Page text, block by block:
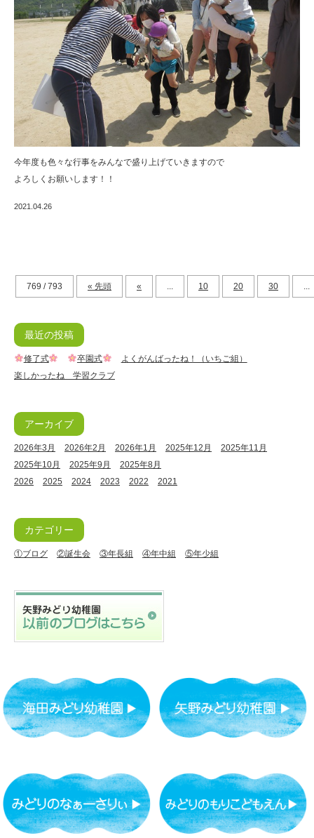
今年度も色々な行事をみんなで盛り上げていきますので
よろしくお願いします！！
2021.04.26
769 / 793 « 先頭 « ... 10 20 30 ...
最近の投稿
修了式 卒園式
よくがんばったね！（いちご組）
楽しかったね 学習クラブ
アーカイブ
2026年3月 2026年2月 2026年1月 2025年12月
2025年11月
2025年10月
2025年9月
2025年8月
2026
2025 2024 2023 2022 2021
カテゴリー
①ブログ ②誕生会 ③年長組 ④年中組 ⑤年少組